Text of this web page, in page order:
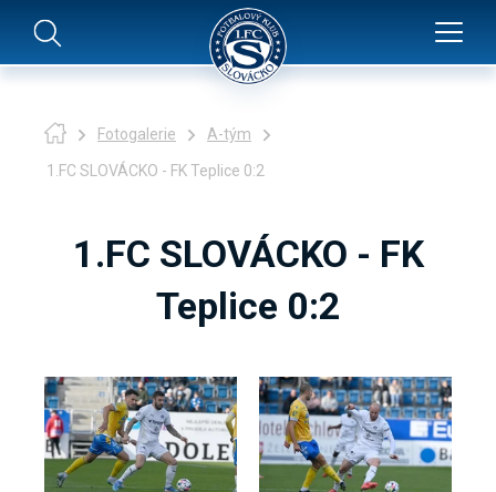
Fotogalerie A-tým
1.FC SLOVÁCKO - FK Teplice 0:2
1.FC SLOVÁCKO - FK
Teplice 0:2